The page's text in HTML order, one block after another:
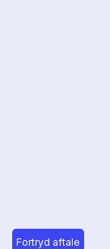
Fortryd aftale